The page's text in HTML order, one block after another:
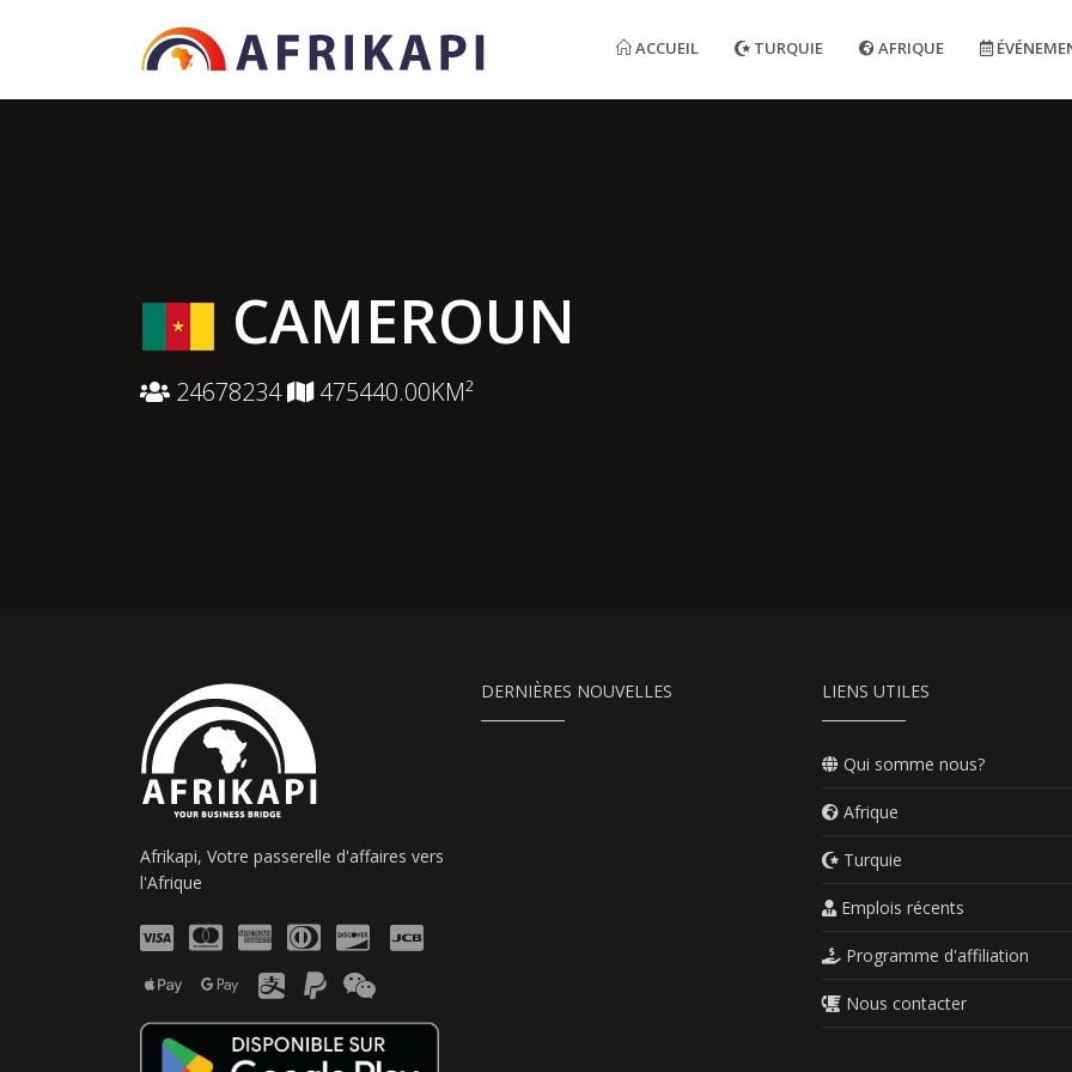
ACCUEIL TURQUIE AFRIQUE
CAMEROUN
24678234 475440.00KM²
Afrikapi, Votre passerelle d'affaires vers
l'Afrique
DERNIÈRES NOUVELLES LIENS UTILES
Qui somme nous?
Afrique
Turquie
Emplois récents
Programme d'affiliation
Nous contacter